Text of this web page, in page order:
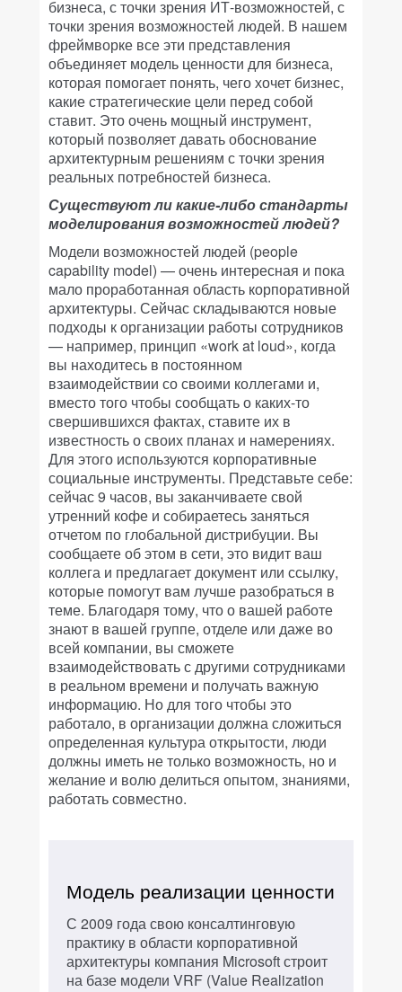
бизнеса, с точки зрения ИТ-возможностей, с
точки зрения возможностей людей. В нашем
фреймворке все эти представления
объединяет модель ценности для бизнеса,
которая помогает понять, чего хочет бизнес,
какие стратегические цели перед собой
ставит. Это очень мощный инструмент,
который позволяет давать обоснование
архитектурным решениям с точки зрения
реальных потребностей бизнеса.
Существуют ли какие-либо стандарты
моделирования возможностей людей?
Модели возможностей людей (people
capability model) — очень интересная и пока
мало проработанная область корпоративной
архитектуры. Сейчас складываются новые
подходы к организации работы сотрудников
— например, принцип «work at loud», когда
вы находитесь в постоянном
взаимодействии со своими коллегами и,
вместо того чтобы сообщать о каких-то
свершившихся фактах, ставите их в
известность о своих планах и намерениях.
Для этого используются корпоративные
социальные инструменты. Представьте себе:
сейчас 9 часов, вы заканчиваете свой
утренний кофе и собираетесь заняться
отчетом по глобальной дистрибуции. Вы
сообщаете об этом в сети, это видит ваш
коллега и предлагает документ или ссылку,
которые помогут вам лучше разобраться в
теме. Благодаря тому, что о вашей работе
знают в вашей группе, отделе или даже во
всей компании, вы сможете
взаимодействовать с другими сотрудниками
в реальном времени и получать важную
информацию. Но для того чтобы это
работало, в организации должна сложиться
определенная культура открытости, люди
должны иметь не только возможность, но и
желание и волю делиться опытом, знаниями,
работать совместно.
Модель реализации ценности
С 2009 года свою консалтинговую
практику в области корпоративной
архитектуры компания Microsoft строит
на базе модели VRF (Value Realization